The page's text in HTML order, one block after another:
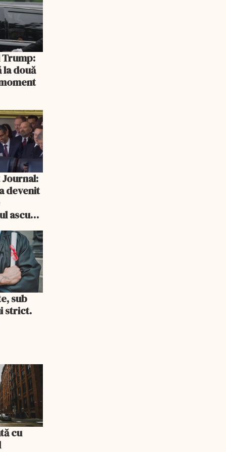
Trump:
la două
devenit
ascuns
sub
strict.
cu